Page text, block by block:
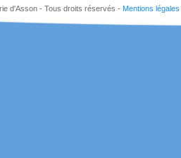
d'Asson - Tous droits réservés - Mentions légales